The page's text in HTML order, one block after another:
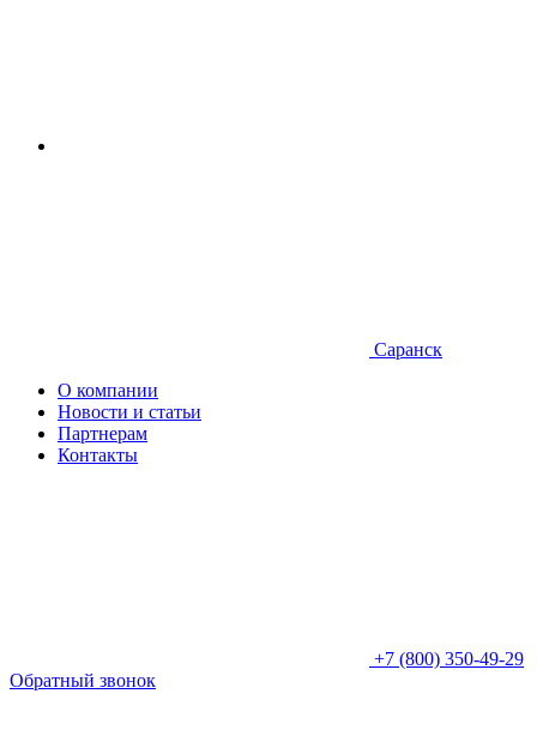
Саранск
О компании
Новости и статьи
Партнерам
Контакты
+7 (800) 350-49-29
Обратный звонок